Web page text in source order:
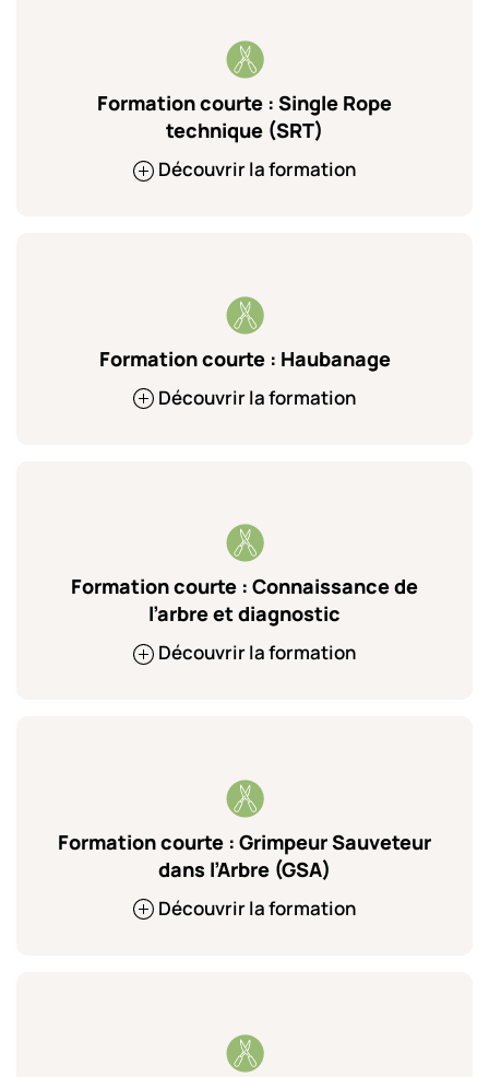
Formation courte : Single Rope
technique (SRT)
Découvrir la formation
Formation courte : Haubanage
Découvrir la formation
Formation courte : Connaissance de
l’arbre et diagnostic
Découvrir la formation
Formation courte : Grimpeur Sauveteur
dans l’Arbre (GSA)
Découvrir la formation